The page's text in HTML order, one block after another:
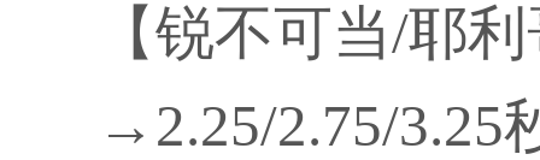
【锐不可当/耶
→2.25/2.75/3.25